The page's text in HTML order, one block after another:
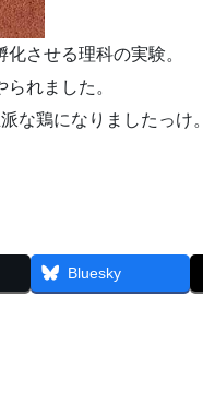
させる理科の実験。
れました。
な鶏になりましたっけ。
Bluesky